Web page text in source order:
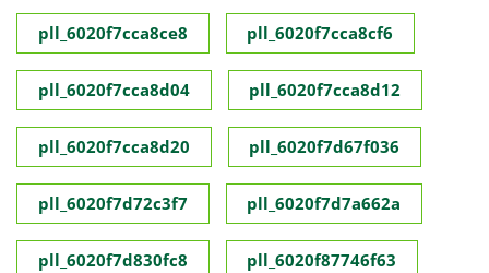
pll_6020f7cca8ce8 pll_6020f7cca8cf6
pll_6020f7cca8d04 pll_6020f7cca8d12
pll_6020f7cca8d20 pll_6020f7d67f036
pll_6020f7d72c3f7 pll_6020f7d7a662a
pll_6020f7d830fc8 pll_6020f87746f63